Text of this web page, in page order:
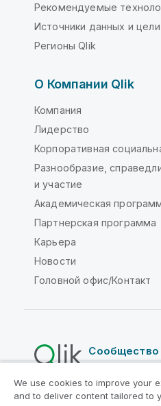
Рекомендуемые
Источники данных и цели
Регионы Qlik
О Компании Qlik
Компания
Лидерство
Корпоративная
Разнообразие,
и участие
Академическая
Партнерская программа
Карьера
Новости
Головной офис/Контакт
Сообщество
Юридические соглашения
We use cookies to improve your
and to deliver content tailored to